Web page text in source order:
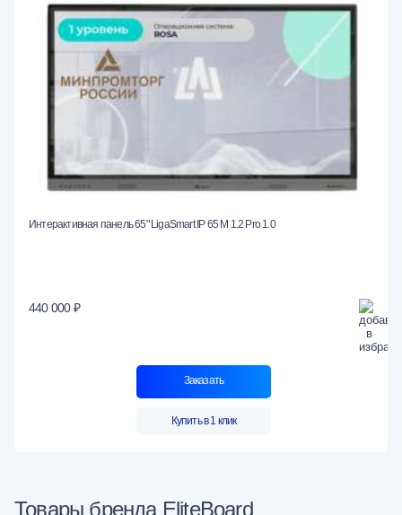
Интерактивная панель 65" LigaSmart IP 65 M 1.2 Pro 1.0
440 000 ₽
Заказать
Купить в 1 клик
Товары бренда EliteBoard